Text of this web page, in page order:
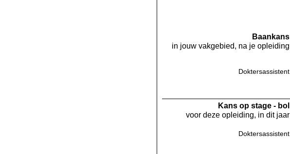
Baankans
in jouw vakgebied, na je opleiding
Doktersassistent
Kans op stage - bol
voor deze opleiding, in dit jaar
Doktersassistent